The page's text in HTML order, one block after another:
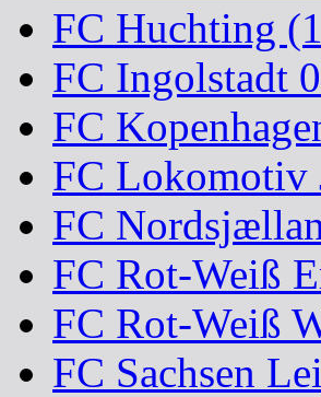
FC Huchting
FC Ingolstadt
FC
FC Lokomotiv
FC
FC Rot-Weiß
FC Rot-Weiß
FC Sachsen